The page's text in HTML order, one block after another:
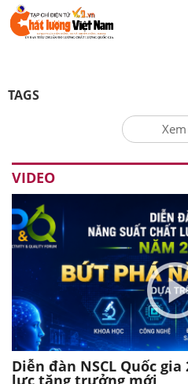
TAGS
VIDEO
Diễn đàn NSCL Quốc
lực tăng trưởng mới